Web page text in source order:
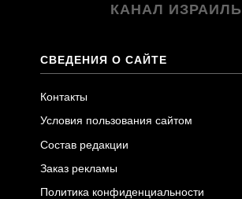
КАНАЛ ИЗРАИЛЬ
СВЕДЕНИЯ О САЙТЕ
Контакты
Условия пользования сайтом
Состав редакции
Заказ рекламы
Политика конфиденциальности